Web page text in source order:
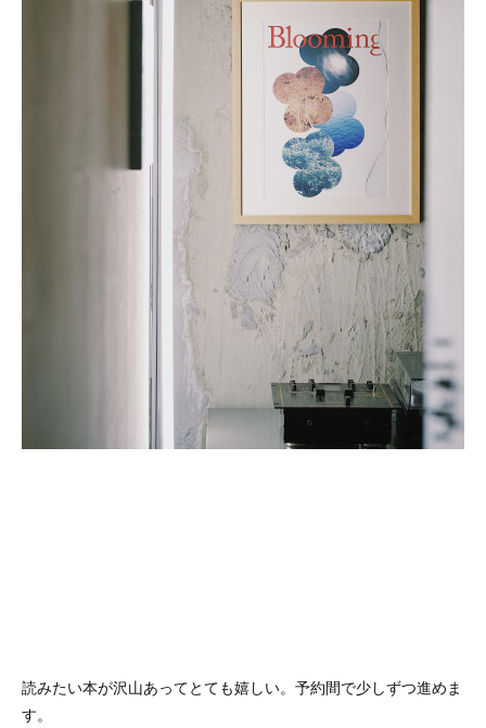
読みたい本が沢山あってとても嬉しい。予約間で少しずつ進めま
す。